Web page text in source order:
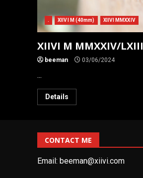
. XIIVI M (40mm) XIIVI MMXXIV
XIIVI M MMXXIV/LXIII
beeman 03/06/2024
...
Details
CONTACT ME
Email: beeman@xiivi.com